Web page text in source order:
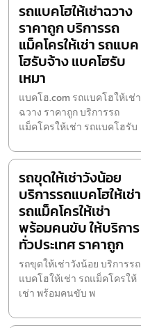
รถแบคโฮให้เช่าฉวาง
ราคาถูก บริการรถ
แม็คโครให้เช่า รถแบค
โฮรับจ้าง แบคโฮรับ
เหมา
แบคโฮ.com รถแบคโฮให้เช่า
ฉวาง ราคาถูก บริการรถ
แม็คโครให้เช่า รถแบคโฮรับ
รถขุดให้เช่าวังน้อย
บริการรถแบคโฮให้เช่า
รถแม็คโครให้เช่า
พร้อมคนขับ ให้บริการ
ทั่วประเทศ ราคาถูก
รถขุดให้เช่าวังน้อย บริการรถ
แบคโฮให้เช่า รถแม็คโครให้
เช่า พร้อมคนขับ พ